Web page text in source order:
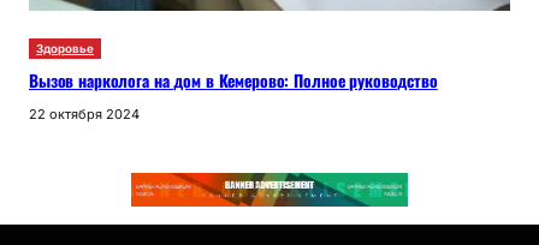
Здоровье
Вызов нарколога на дом в Кемерово: Полное руководство
22 октября 2024